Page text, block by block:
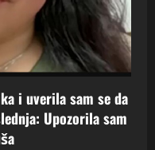
i uverila sam se da
Upozorila sam